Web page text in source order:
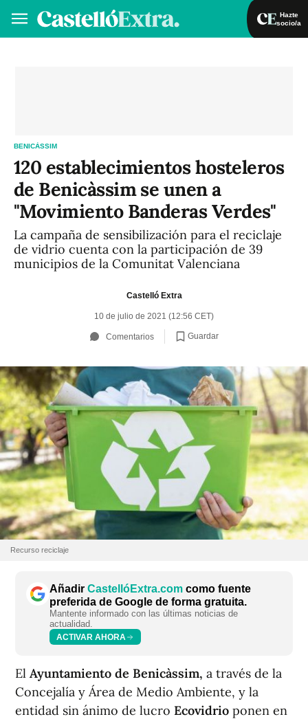
Hazte
socio/a
BENICÀSSIM
120 establecimientos hosteleros
de Benicàssim se unen a
"Movimiento Banderas Verdes"
La campaña de sensibilización para el reciclaje
de vidrio cuenta con la participación de 39
municipios de la Comunitat Valenciana
Castelló Extra
10 de julio de 2021 (12:56 CET)
Comentarios Guardar
Recurso reciclaje
Añadir CastellóExtra.com como fuente
preferida de Google de forma gratuita.
Mantente informado con las últimas noticias de
actualidad.
ACTIVAR AHORA
El Ayuntamiento de Benicàssim, a través de la
Concejalía y Área de Medio Ambiente, y la
entidad sin ánimo de lucro Ecovidrio ponen en